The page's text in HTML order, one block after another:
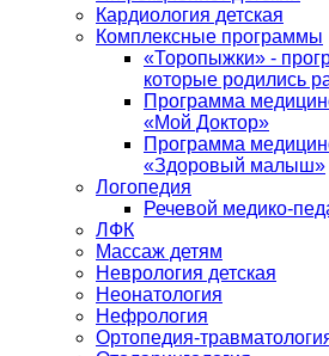
Кардиология детская
Комплексные программы
«Торопыжки» -
которые родились
Программа
«Мой Доктор»
Программа
«Здоровый малыш»
Логопедия
Речевой медико-
ЛФК
Массаж детям
Неврология детская
Неонатология
Нефрология
Ортопедия-